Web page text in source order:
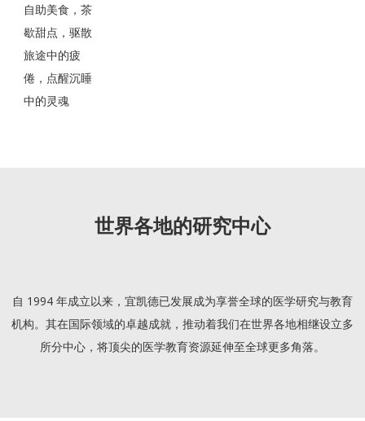
自助美食，茶
歇甜点，驱散
旅途中的疲
倦，点醒沉睡
中的灵魂
世界各地的研究中心
自 1994 年成立以来，宜凯德已发展成为享誉全球的医学研究与教育
机构。其在国际领域的卓越成就，推动着我们在世界各地相继设立多
所分中心，将顶尖的医学教育资源延伸至全球更多角落。